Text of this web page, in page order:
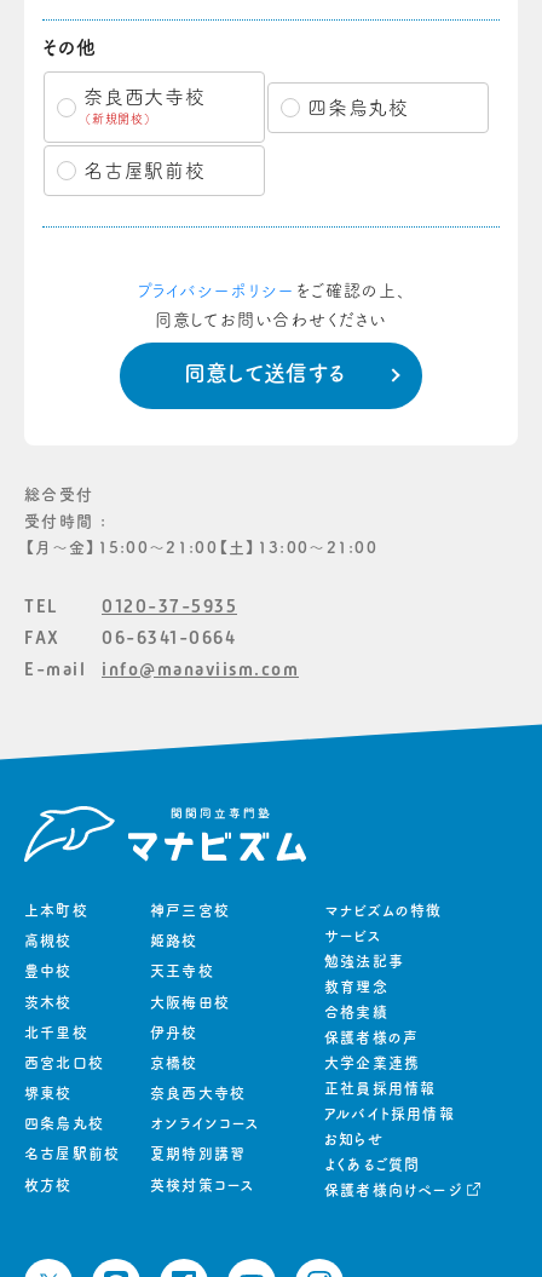
その他
奈良西大寺校
（新規開校）
四条烏丸校
名古屋駅前校
プライバシーポリシー をご確認の上、
同意してお問い合わせください
総合受付
受付時間 :
【月〜金】15:00〜21:00【土】13:00〜21:00
TEL
0120-37-5935
FAX
06-6341-0664
E-mail
info@manaviism.com
上本町校
高槻校
豊中校
茨木校
北千里校
西宮北口校
堺東校
四条烏丸校
名古屋駅前校
枚方校
神戸三宮校
姫路校
天王寺校
大阪梅田校
伊丹校
京橋校
奈良西大寺校
オンラインコース
夏期特別講習
英検対策コース
マナビズムの特徴
サービス
勉強法記事
教育理念
合格実績
保護者様の声
大学企業連携
正社員採用情報
アルバイト採用情報
お知らせ
よくあるご質問
保護者様向けページ